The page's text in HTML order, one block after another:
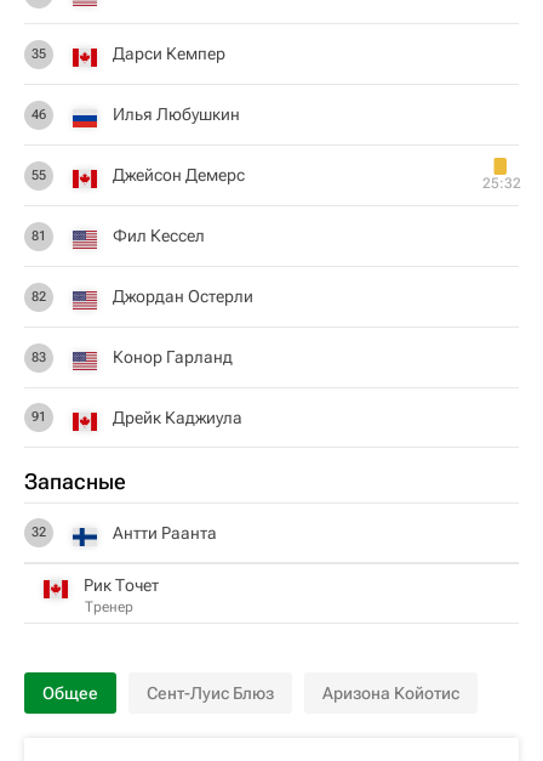
35 Дарси Кемпер
46 Илья Любушкин
55 Джейсон Демерс 25:32
81 Фил Кессел
82 Джордан Остерли
83 Конор Гарланд
91 Дрейк Каджиула
Запасные
32 Антти Раанта
Рик Точет
Тренер
Общее Сент-Луис Блюз Аризона Койотис